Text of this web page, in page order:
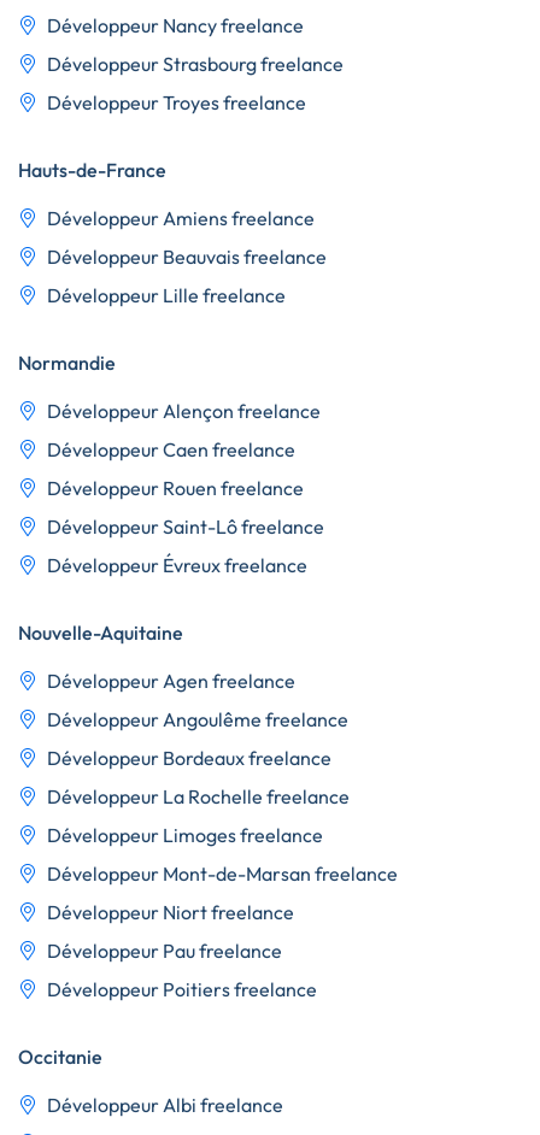
Développeur Nancy freelance
Développeur Strasbourg freelance
Développeur Troyes freelance
Hauts-de-France
Développeur Amiens freelance
Développeur Beauvais freelance
Développeur Lille freelance
Normandie
Développeur Alençon freelance
Développeur Caen freelance
Développeur Rouen freelance
Développeur Saint-Lô freelance
Développeur Évreux freelance
Nouvelle-Aquitaine
Développeur Agen freelance
Développeur Angoulême freelance
Développeur Bordeaux freelance
Développeur La Rochelle freelance
Développeur Limoges freelance
Développeur Mont-de-Marsan freelance
Développeur Niort freelance
Développeur Pau freelance
Développeur Poitiers freelance
Occitanie
Développeur Albi freelance